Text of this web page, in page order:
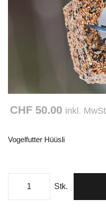
CHF 50.00 inkl.
Vogelfutter Hüüsli
Stk.